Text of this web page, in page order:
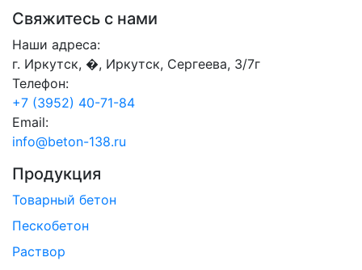
Свяжитесь с нами
Наши адреса:
г. Иркутск, �, Иркутск, Сергеева, 3/7г
Телефон:
+7 (3952) 40-71-84
Email:
info@beton-138.ru
Продукция
Товарный бетон
Пескобетон
Раствор